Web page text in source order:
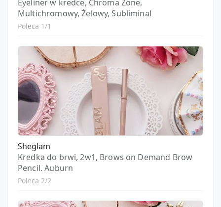
Eyeliner w kredce, Chroma Zone,
Multichromowy, Żelowy, Subliminal
Poleca 1/1
Sheglam
Kredka do brwi, 2w1, Brows on Demand Brow
Pencil. Auburn
Poleca 2/2